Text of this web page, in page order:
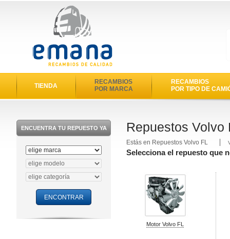
TIENDA
RECAMBIOS
POR MARCA
RECAMBIOS
POR TIPO DE
ENCUENTRA TU REPUESTO YA Repuestos Volvo
Estás en Repuestos Volvo FL
Selecciona el repuesto que
Motor Volvo FL